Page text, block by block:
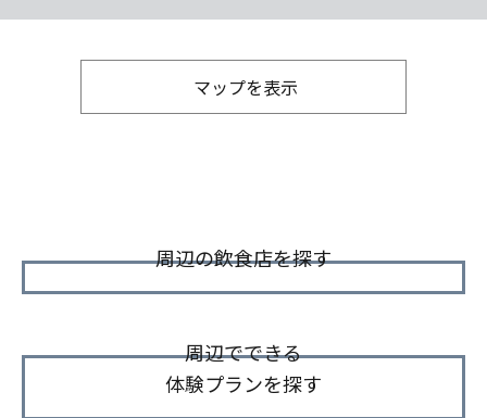
マップを表示
周辺の飲食店を探す
周辺でできる
体験プランを探す